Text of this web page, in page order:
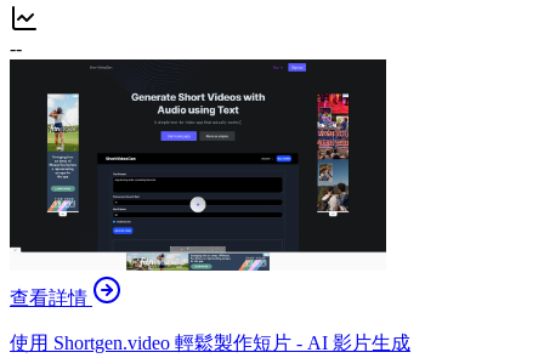
--
查看詳情
使用 Shortgen.video 輕鬆製作短片 - AI 影片生成